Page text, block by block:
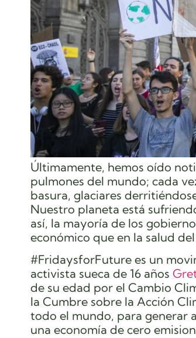
Últimamente, hemos oído
pulmones del mundo; cada
basura, glaciares
Nuestro planeta está
así, la mayoría de los
económico que en la salud
#FridaysforFuture es un
activista sueca de 16 años
de su edad por el Cambio
la Cumbre sobre la Acción
todo el mundo, para generar
una economía de cero